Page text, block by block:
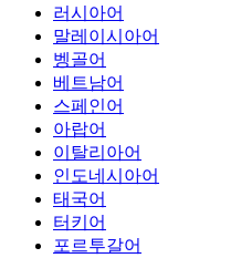
러시아어
말레이시아어
벵골어
베트남어
스페인어
아랍어
이탈리아어
인도네시아어
태국어
터키어
포르투갈어